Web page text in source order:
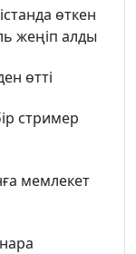
өткен
жеңіп алды
өтті
стример
мемлекет